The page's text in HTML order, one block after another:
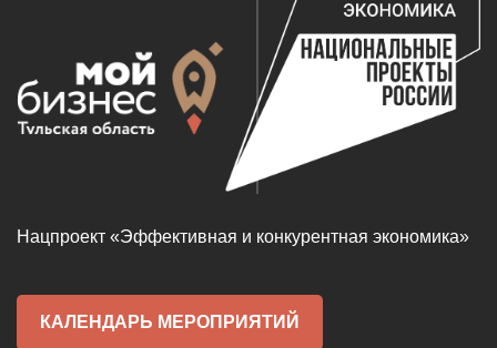
Нацпроект «Эффективная и конкурентная экономика»
КАЛЕНДАРЬ МЕРОПРИЯТИЙ